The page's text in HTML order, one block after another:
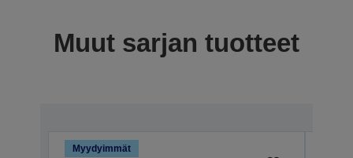
Muut sarjan tuotteet
Myydyimmät